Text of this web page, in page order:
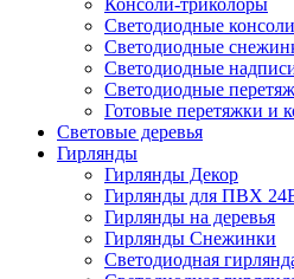
Консоли-триколоры
Светодиодные консоли
Светодиодные
Светодиодные
Светодиодные
Готовые перетяжки и
Световые деревья
Гирлянды
Гирлянды Декор
Гирлянды для ПВХ
Гирлянды на деревья
Гирлянды Снежинки
Светодиодная